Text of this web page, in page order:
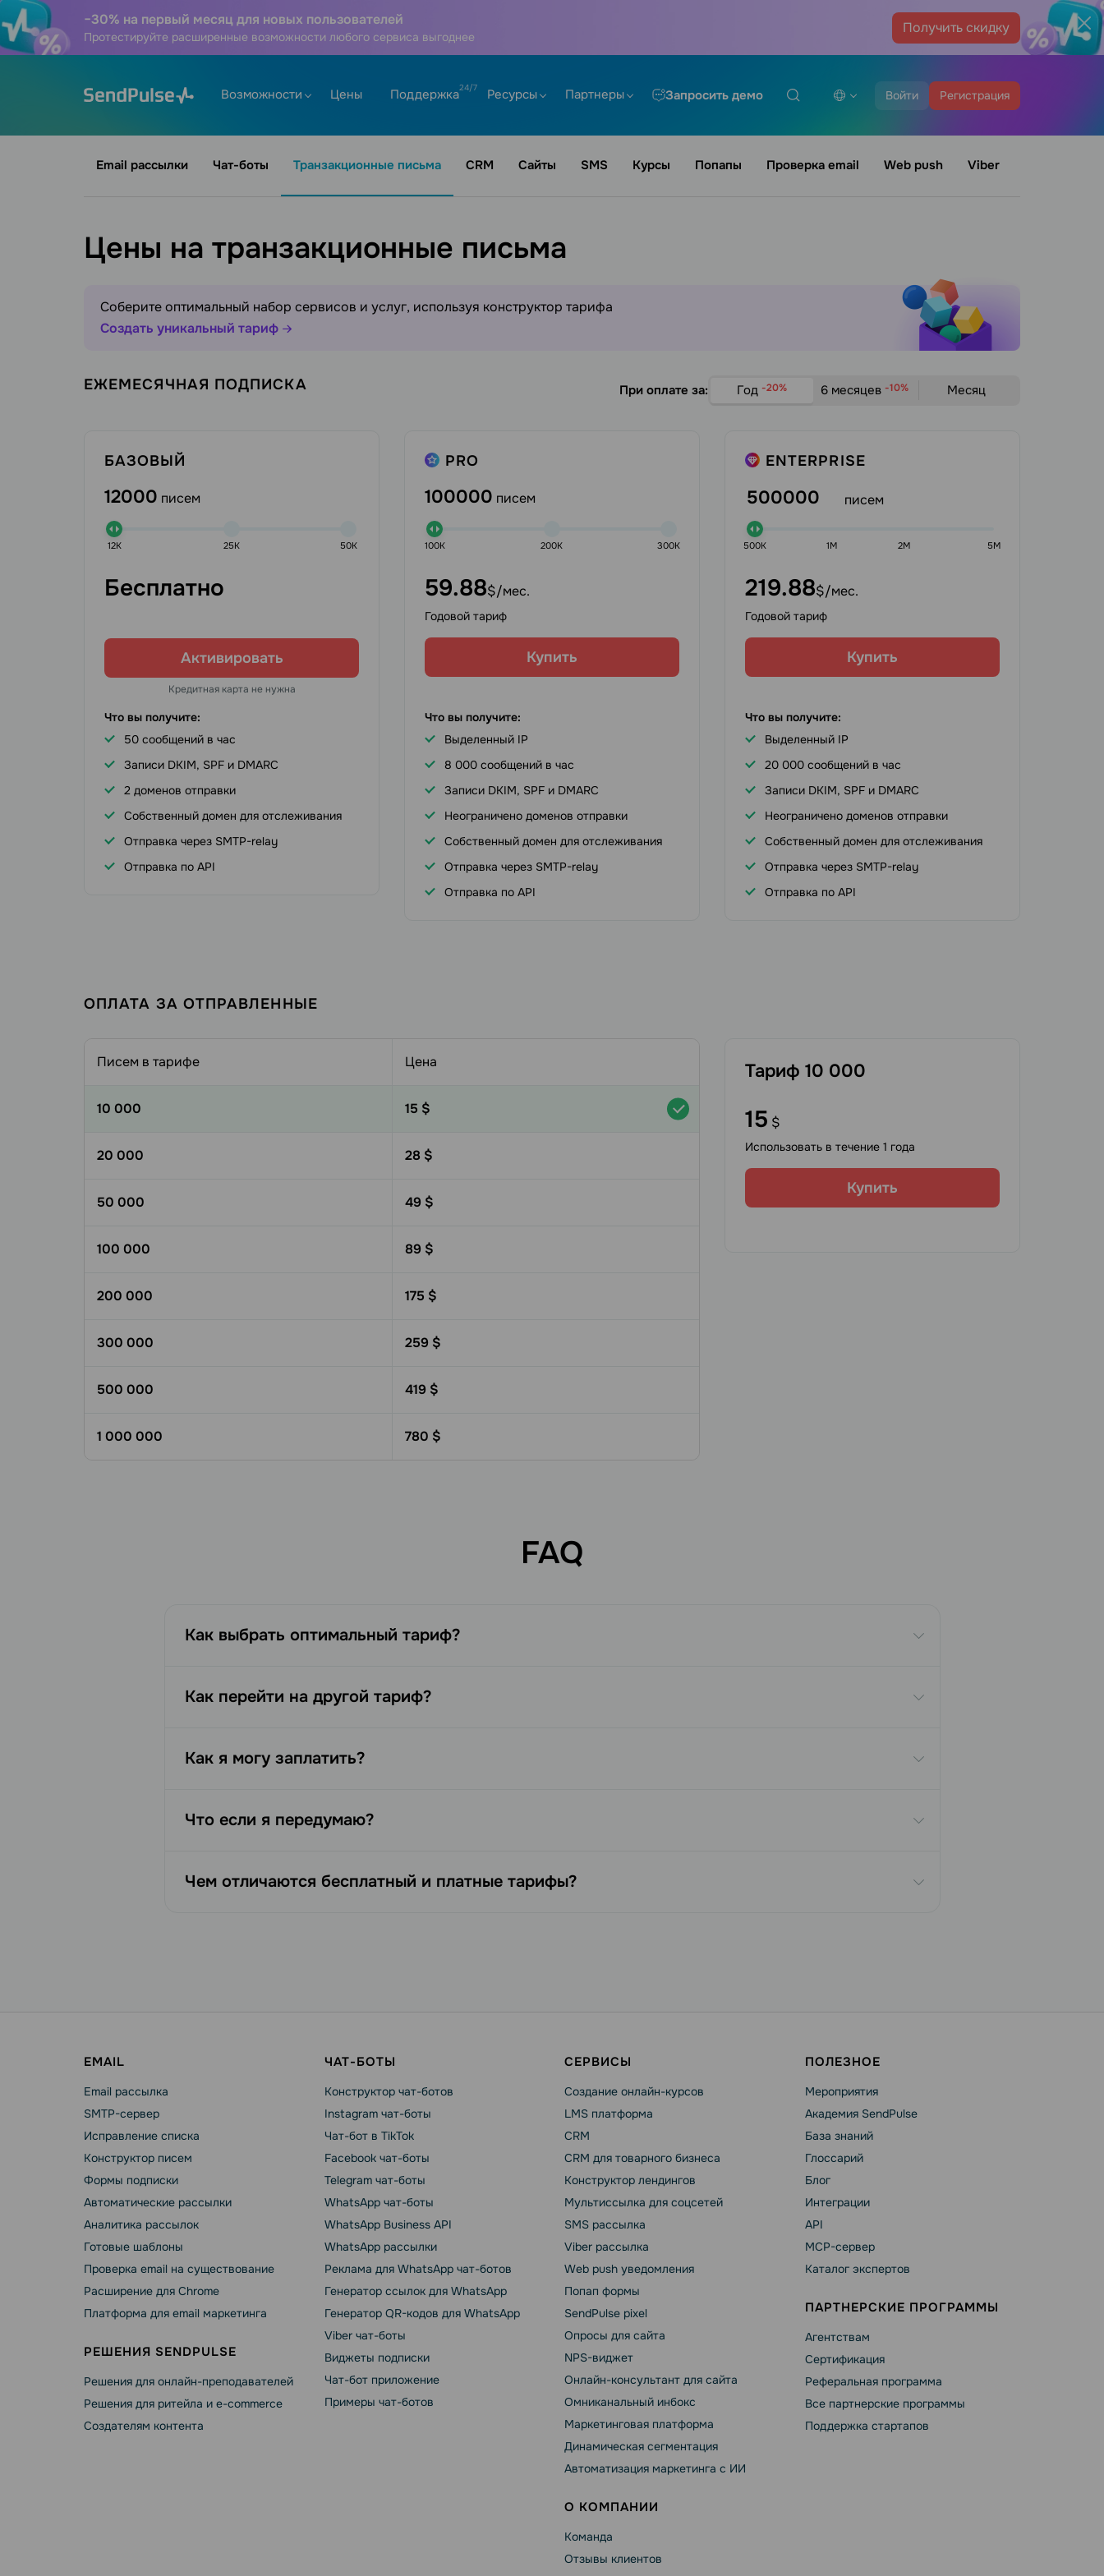
−30% на первый месяц для новых пользователей
Протестируйте расширенные возможности любого сервиса выгоднее
Получить скидку
Войти Регистрация
Возможности Цены Поддержка Ресурсы Партнеры Запросить демо
Email рассылки Чат-боты Транзакционные письма CRM Сайты SMS Курсы Попапы Проверка email Web push Viber
Цены на транзакционные письма
Соберите оптимальный набор сервисов и услуг, используя конструктор тарифа
Создать уникальный тариф
ЕЖЕМЕСЯЧНАЯ ПОДПИСКА При оплате за: Год -20% 6 месяцев -10% Месяц
БАЗОВЫЙ
12000 писем
12K 25K 50K
Бесплатно
Активировать
Кредитная карта не нужна
Что вы получите:
50 сообщений в час
Записи DKIM, SPF и DMARC
2 доменов отправки
Собственный домен для отслеживания
Отправка через SMTP-relay
Отправка по API
PRO
100000 писем
100K 200K 300K
59.88$/мес.
Годовой тариф
Купить
Что вы получите:
Выделенный IP
8 000 сообщений в час
Записи DKIM, SPF и DMARC
Неограничено доменов отправки
Собственный домен для отслеживания
Отправка через SMTP-relay
Отправка по API
ENTERPRISE
500000 писем
500K 1M 2M 5M
219.88$/мес.
Годовой тариф
Купить
Что вы получите:
Выделенный IP
20 000 сообщений в час
Записи DKIM, SPF и DMARC
Неограничено доменов отправки
Собственный домен для отслеживания
Отправка через SMTP-relay
Отправка по API
ОПЛАТА ЗА ОТПРАВЛЕННЫЕ
Писем в тарифе Цена
10 000 15 $
20 000 28 $
50 000 49 $
100 000 89 $
200 000 175 $
300 000 259 $
500 000 419 $
1 000 000 780 $
Тариф 10 000
15 $
Использовать в течение 1 года
Купить
FAQ
Как выбрать оптимальный тариф?
Как перейти на другой тариф?
Как я могу заплатить?
Что если я передумаю?
Чем отличаются бесплатный и платные тарифы?
EMAIL
Email рассылка
SMTP-сервер
Исправление списка
Конструктор писем
Формы подписки
Автоматические рассылки
Аналитика рассылок
Готовые шаблоны
Проверка email на существование
Расширение для Chrome
Платформа для email маркетинга
РЕШЕНИЯ SENDPULSE
Решения для онлайн-преподавателей
Решения для ритейла и e-commerce
Создателям контента
ЧАТ-БОТЫ
Конструктор чат-ботов
Instagram чат-боты
Чат-бот в TikTok
Facebook чат-боты
Telegram чат-боты
WhatsApp чат-боты
WhatsApp Business API
WhatsApp рассылки
Реклама для WhatsApp чат-ботов
Генератор ссылок для WhatsApp
Генератор QR-кодов для WhatsApp
Viber чат-боты
Виджеты подписки
Чат-бот приложение
Примеры чат-ботов
СЕРВИСЫ
Создание онлайн-курсов
LMS платформа
CRM
CRM для товарного бизнеса
Конструктор лендингов
Мультиссылка для соцсетей
SMS рассылка
Viber рассылка
Web push уведомления
Попап формы
SendPulse pixel
Опросы для сайта
NPS-виджет
Онлайн-консультант для сайта
Омниканальный инбокс
Маркетинговая платформа
Динамическая сегментация
Автоматизация маркетинга с ИИ
О КОМПАНИИ
Команда
Отзывы клиентов
ПОЛЕЗНОЕ
Мероприятия
Академия SendPulse
База знаний
Глоссарий
Блог
Интеграции
API
MCP-сервер
Каталог экспертов
ПАРТНЕРСКИЕ ПРОГРАММЫ
Агентствам
Сертификация
Реферальная программа
Все партнерские программы
Поддержка стартапов